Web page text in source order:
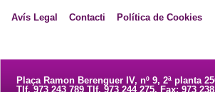
Avís Legal Contacti Política de Cookies
Plaça Ramon Berenguer IV, nº 9, 2ª planta
Tlf. 973 243 789 Tlf. 973 244 275. Fax: 973